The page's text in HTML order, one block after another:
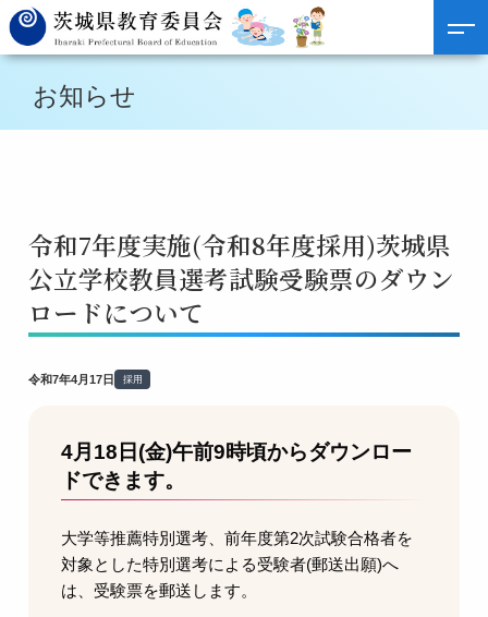
お知らせ
令和7年度実施(令和8年度採用)茨城県
公立学校教員選考試験受験票のダウン
ロードについて
令和7年4月17日 採用
4月18日(金)午前9時頃からダウンロー
ドできます。
大学等推薦特別選考、前年度第2次試験合格者を
対象とした特別選考による受験者(郵送出願)へ
は、受験票を郵送します。